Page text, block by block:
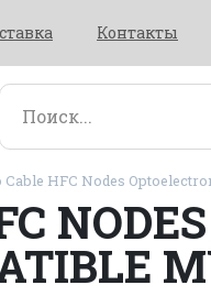
Контакты
Cable HFC Nodes